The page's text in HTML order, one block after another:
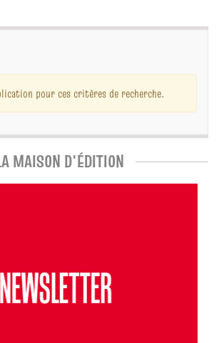
pour ces critères de recherche.
MAISON D'ÉDITION